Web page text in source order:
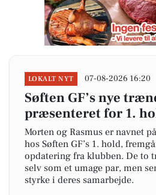
LOKALT NYT 07-08-2026 16:20
Søften GF’s nye
præsenteret for 1.
Morten og Rasmus er navnet
hos Søften GF’s 1. hold,
opdatering fra klubben. De to
selv som et umage par, men
styrke i deres samarbejde.